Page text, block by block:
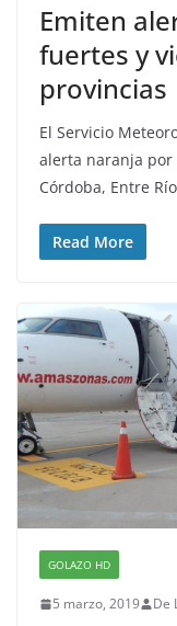
Emiten
fuertes y
provincias
El Servicio
alerta naranja
Córdoba, Entre
Read More
GOLAZO HD
5 marzo, 2019 De